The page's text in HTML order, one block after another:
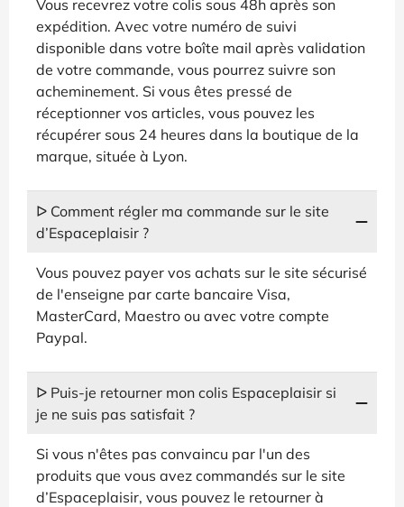
Vous recevrez votre colis sous 48h après son
expédition. Avec votre numéro de suivi
disponible dans votre boîte mail après validation
de votre commande, vous pourrez suivre son
acheminement. Si vous êtes pressé de
réceptionner vos articles, vous pouvez les
récupérer sous 24 heures dans la boutique de la
marque, située à Lyon.
ᐅ Comment régler ma commande sur le site
d’Espaceplaisir ?
Vous pouvez payer vos achats sur le site sécurisé
de l'enseigne par carte bancaire Visa,
MasterCard, Maestro ou avec votre compte
Paypal.
ᐅ Puis-je retourner mon colis Espaceplaisir si
je ne suis pas satisfait ?
Si vous n'êtes pas convaincu par l'un des
produits que vous avez commandés sur le site
d’Espaceplaisir, vous pouvez le retourner à